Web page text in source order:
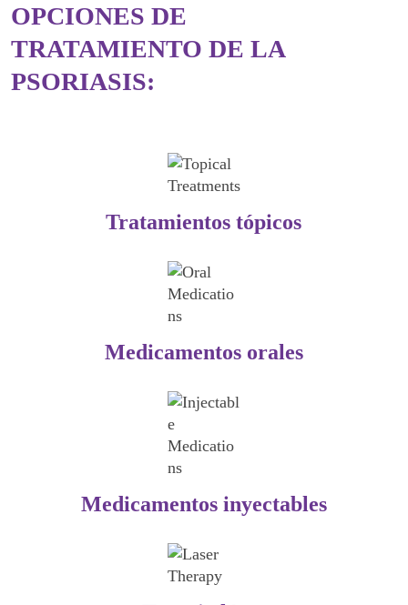
OPCIONES DE
TRATAMIENTO DE LA
PSORIASIS:
Tratamientos tópicos
Medicamentos orales
Medicamentos inyectables